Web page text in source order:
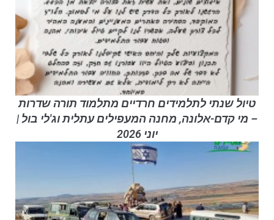
טיול שנתי לתלמידים חרדיים מתלמוד תורה שדרות
– מי קדם-אלונה, מחנה המעפילים עתלית וג'לי בול |
יוני 2026